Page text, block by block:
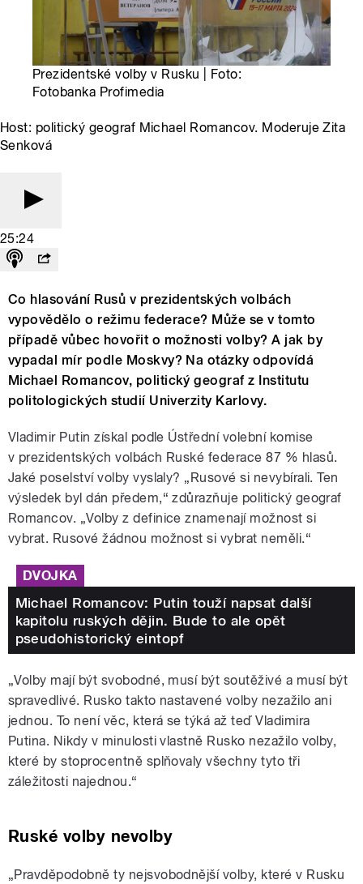
Prezidentské volby v Rusku | Foto:
Fotobanka Profimedia
Host: politický geograf Michael Romancov. Moderuje Zita
Senková
25:24
Co hlasování Rusů v prezidentských volbách
vypovědělo o režimu federace? Může se v tomto
případě vůbec hovořit o možnosti volby? A jak by
vypadal mír podle Moskvy? Na otázky odpovídá
Michael Romancov, politický geograf z Institutu
politologických studií Univerzity Karlovy.
Vladimir Putin získal podle Ústřední volební komise
v prezidentských volbách Ruské federace 87 % hlasů.
Jaké poselství volby vyslaly? „Rusové si nevybírali. Ten
výsledek byl dán předem,“ zdůrazňuje politický geograf
Romancov. „Volby z definice znamenají možnost si
vybrat. Rusové žádnou možnost si vybrat neměli.“
DVOJKA
Michael Romancov: Putin touží napsat další
kapitolu ruských dějin. Bude to ale opět
pseudohistorický eintopf
„Volby mají být svobodné, musí být soutěživé a musí být
spravedlivé. Rusko takto nastavené volby nezažilo ani
jednou. To není věc, která se týká až teď Vladimira
Putina. Nikdy v minulosti vlastně Rusko nezažilo volby,
které by stoprocentně splňovaly všechny tyto tři
záležitosti najednou.“
Ruské volby nevolby
„Pravděpodobně ty nejsvobodnější volby, které v Rusku